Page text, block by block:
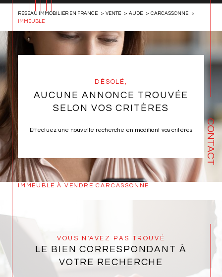
CONTACT
RÉSEAU IMMOBILIER EN FRANCE VENTE AUDE
CARCASSONNE
IMMEUBLE
DÉSOLÉ,
AUCUNE ANNONCE TROUVÉE
SELON VOS CRITÈRES
Effectuez une nouvelle recherche en modifiant vos critères
IMMEUBLE À VENDRE CARCASSONNE
VOUS N'AVEZ PAS TROUVÉ
LE BIEN CORRESPONDANT À
VOTRE RECHERCHE